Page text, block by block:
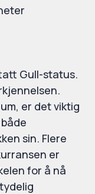
Gull-status.
er det viktig
sin. Flere
er
for å nå